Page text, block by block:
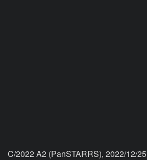
C/2022 A2 (PanSTARRS), 2022/12/